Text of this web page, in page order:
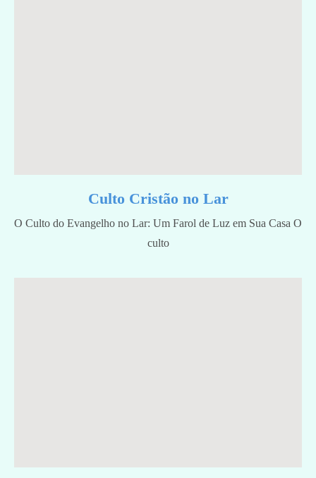
Culto Cristão no Lar
O Culto do Evangelho no Lar: Um Farol de Luz em Sua Casa O
culto